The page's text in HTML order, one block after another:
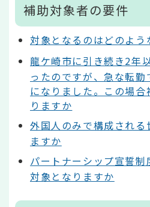
補助対象者の要件
対象となるのはどのよう
龍ケ崎市に引き続き2年
ったのですが、急な転
になりました。この場
りますか
外国人のみで構成される
ますか
パートナーシップ宣誓制
対象となりますか